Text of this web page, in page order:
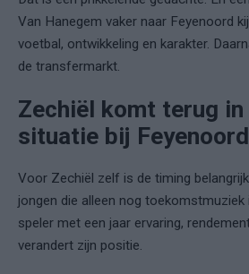
Van Hanegem vaker naar Feyenoord
voetbal, ontwikkeling en karakter.
de transfermarkt.
Zechiël komt terug in
situatie bij Feyenoord
Voor Zechiël zelf is de timing
jongen die alleen nog
speler met een jaar ervaring,
verandert zijn positie.